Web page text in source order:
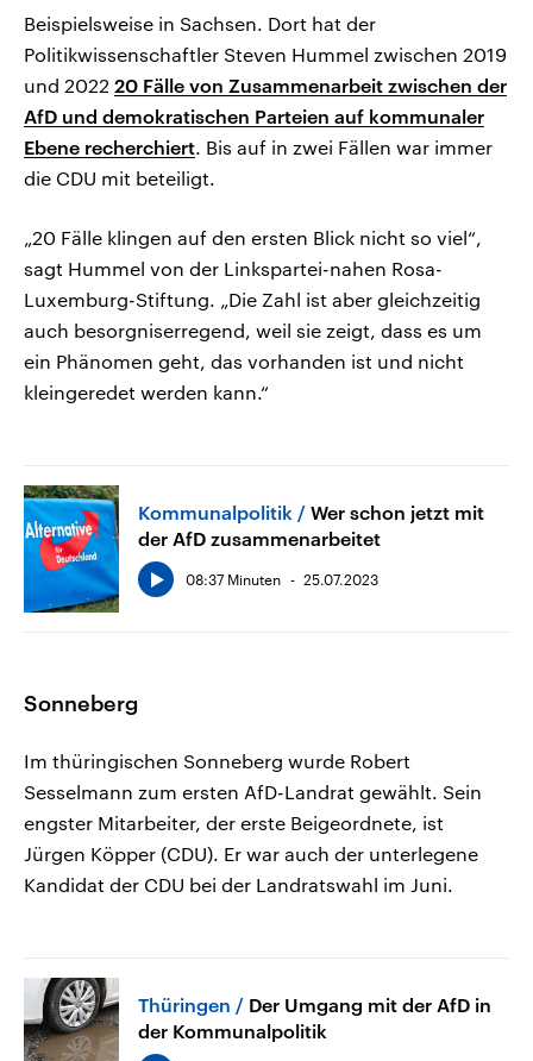
Beispielsweise in Sachsen. Dort hat der
Politikwissenschaftler Steven Hummel zwischen 2019
und 2022 20 Fälle von Zusammenarbeit zwischen der
AfD und demokratischen Parteien auf kommunaler
Ebene recherchiert. Bis auf in zwei Fällen war immer
die CDU mit beteiligt.
„20 Fälle klingen auf den ersten Blick nicht so viel“,
sagt Hummel von der Linkspartei-nahen Rosa-
Luxemburg-Stiftung. „Die Zahl ist aber gleichzeitig
auch besorgniserregend, weil sie zeigt, dass es um
ein Phänomen geht, das vorhanden ist und nicht
kleingeredet werden kann.“
Kommunalpolitik
Wer schon jetzt mit
der AfD zusammenarbeitet
08:37 Minuten 25.07.2023
Sonneberg
Im thüringischen Sonneberg wurde Robert
Sesselmann zum ersten AfD-Landrat gewählt. Sein
engster Mitarbeiter, der erste Beigeordnete, ist
Jürgen Köpper (CDU). Er war auch der unterlegene
Kandidat der CDU bei der Landratswahl im Juni.
Thüringen
Der Umgang mit der AfD in
der Kommunalpolitik